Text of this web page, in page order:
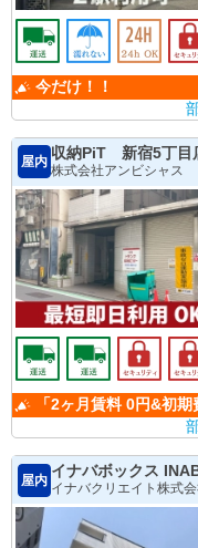
今だけ！！
屋内
収納PiT 新宿5丁目
株式会社アンビシャス
「2ヶ月賃料 0円&初
屋内
イナバボックス
イナバクリエイト株式